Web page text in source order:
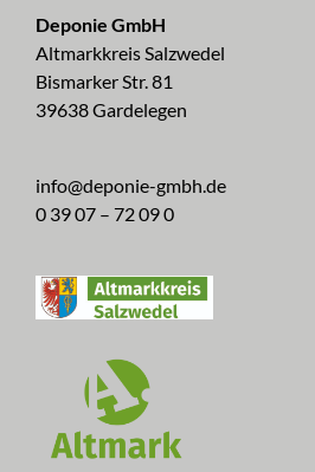
Deponie GmbH
Altmarkkreis Salzwedel
Bismarker Str. 81
39638 Gardelegen
info@deponie-gmbh.de
0 39 07 – 72 09 0